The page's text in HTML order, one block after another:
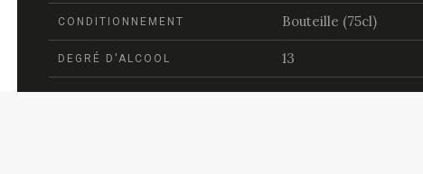
CONDITIONNEMENT Bouteille (75cl)
DEGRÉ D'ALCOOL 13